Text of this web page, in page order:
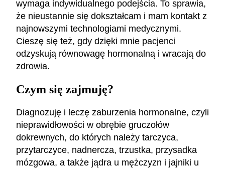
wymaga indywidualnego podejścia. To sprawia,
że nieustannie się dokształcam i mam kontakt z
najnowszymi technologiami medycznymi.
Cieszę się też, gdy dzięki mnie pacjenci
odzyskują równowagę hormonalną i wracają do
zdrowia.
Czym się zajmuję?
Diagnozuję i leczę zaburzenia hormonalne, czyli
nieprawidłowości w obrębie gruczołów
dokrewnych, do których należy tarczyca,
przytarczyce, nadnercza, trzustka, przysadka
mózgowa, a także jądra u mężczyzn i jajniki u